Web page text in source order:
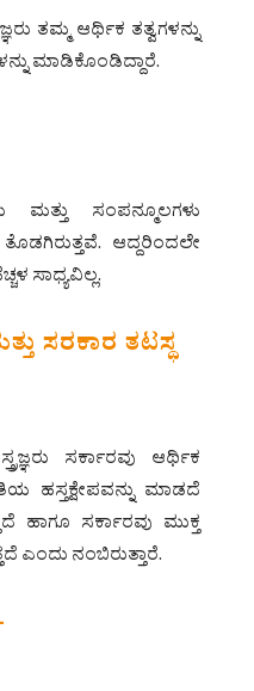
ತಮ್ಮ ಆರ್ಥಿಕ ತತ್ವಗಳನ್ನು
ಮಾಡಿಕೊಂಡಿದ್ದಾರೆ.
ಸಂಪನ್ಮೂಲಗಳು
ಆದ್ದರಿಂದಲೇ
ಸಾಧ್ಯವಿಲ್ಲ.
ಸರಕಾರ ತಟಸ್ಥ
ಸರ್ಕಾರವು ಆರ್ಥಿಕ
ಹಸ್ತಕ್ಷೇಪವನ್ನು ಮಾಡದೆ
ಹಾಗೂ ಸರ್ಕಾರವು ಮುಕ್ತ
ಎಂದು ನಂಬಿರುತ್ತಾರೆ.